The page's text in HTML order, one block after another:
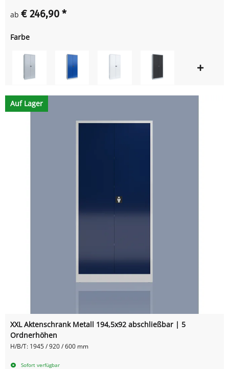
ab € 246,90 *
Farbe
Auf Lager
XXL Aktenschrank Metall 194,5x92 abschließbar | 5
Ordnerhöhen
H/B/T: 1945 / 920 / 600 mm
Sofort verfügbar